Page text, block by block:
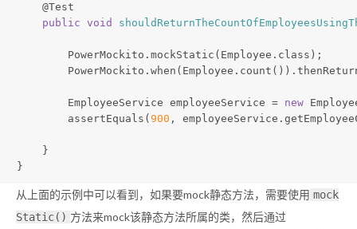
@Test
public void
        PowerMockito.mockStatic(Employee.class);
        EmployeeService employeeService =
new
        assertEquals(
900 ,
    }
}
从上面的示例中可以看到，如果要mock静态方法，需要使用 mock
Static() 方法来mock该静态方法所属的类，然后通过